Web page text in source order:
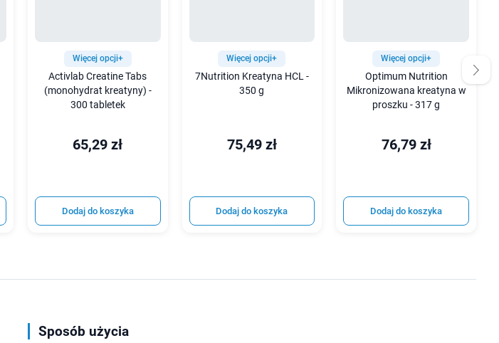
Więcej opcji+
Activlab Creatine Tabs
(monohydrat kreatyny) -
300 tabletek
65,29 zł
Dodaj do koszyka
Więcej opcji+
7Nutrition Kreatyna HCL -
350 g
75,49 zł
Dodaj do koszyka
Więcej opcji+
Optimum Nutrition
Mikronizowana kreatyna w
proszku - 317 g
76,79 zł
Dodaj do koszyka
Sposób użycia